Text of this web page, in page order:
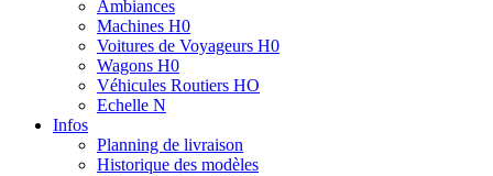
Ambiances
Machines H0
Voitures de Voyageurs H0
Wagons H0
Véhicules Routiers HO
Echelle N
Infos
Planning de livraison
Historique des modèles